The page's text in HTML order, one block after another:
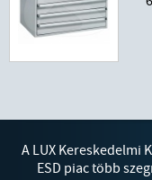
A LUX Kereskedelmi
ESD piac több